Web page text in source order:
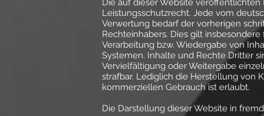
Die auf dieser Website
Leistungsschutzrecht. Jede vom
Verwertung bedarf der vorherigen
Rechteinhabers. Dies gilt
Verarbeitung bzw. Wiedergabe von
Systemen. Inhalte und Rechte Dritter
Vervielfältigung oder Weitergabe
strafbar. Lediglich die Herstellung von
kommerziellen Gebrauch ist erlaubt.
Die Darstellung dieser Website in